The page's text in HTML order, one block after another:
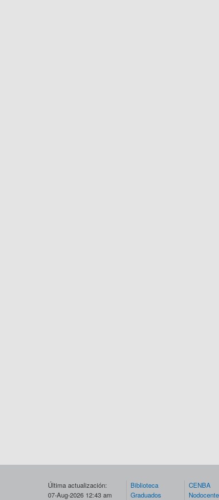
Última actualización:
07-Aug-2026 12:43 am
Biblioteca
Graduados
CENBA